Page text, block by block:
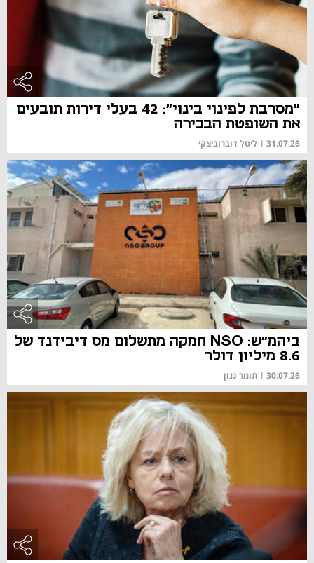
"מסרבת לפינוי בינוי": 42 בעלי דירות תובעים
את השופטת הבכירה
31.07.26
| ליטל דוברוביצקי
ביהמ"ש: NSO חמקה מתשלום מס דיבידנד של
8.6 מיליון דולר
30.07.26
| תומר גנון